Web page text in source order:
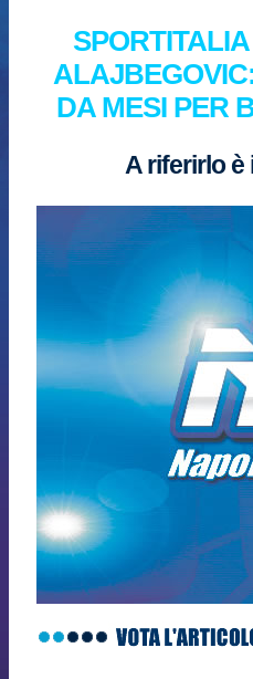
DA MESI PER
A riferirlo è